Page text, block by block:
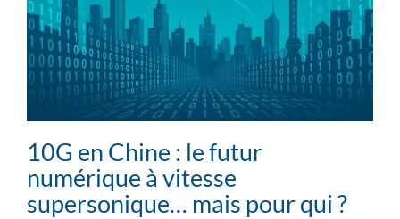
10G en Chine : le futur
numérique à vitesse
supersonique… mais pour qui ?